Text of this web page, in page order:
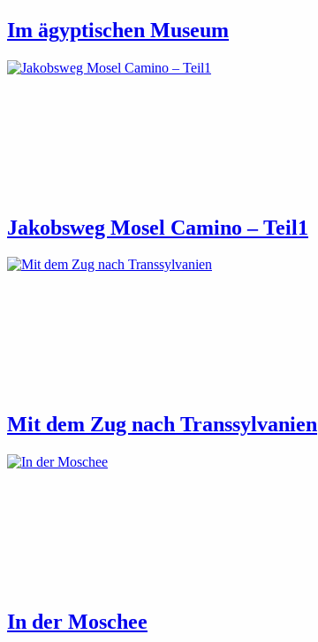
Im ägyptischen Museum
Jakobsweg Mosel Camino – Teil1
Mit dem Zug nach Transsylvanien
In der Moschee